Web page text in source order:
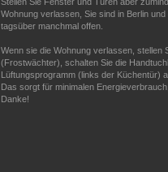
Wohnung verlassen, Sie sind in Berlin
tagsüber manchmal offen.
Wenn sie die Wohnung verlassen, stellen
(Frostwächter), schalten Sie die
Lüftungsprogramm (links der Küchentür)
Das sorgt für minimalen
Danke!